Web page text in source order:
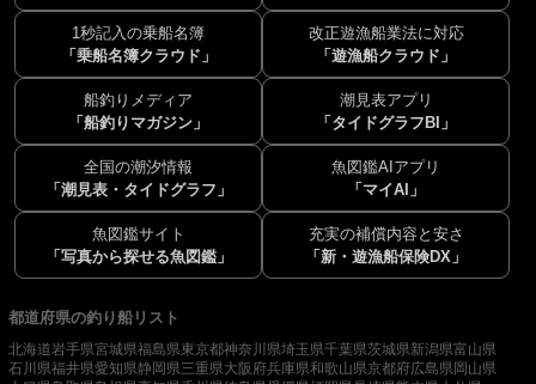
1秒記入の乗船名簿
「乗船名簿クラウド」
改正遊漁船業法に対応
「遊漁船クラウド」
船釣りメディア
「船釣りマガジン」
潮見表アプリ
「タイドグラフBI」
全国の潮汐情報
「潮見表・タイドグラフ」
魚図鑑AIアプリ
「マイAI」
魚図鑑サイト
「写真から探せる魚図鑑」
充実の補償内容と安さ
「新・遊漁船保険DX」
都道府県の釣り船リスト
北海道岩手県宮城県福島県東京都神奈川県埼玉県千葉県茨城県新潟県富山県
石川県福井県愛知県静岡県三重県大阪府兵庫県和歌山県京都府広島県岡山県